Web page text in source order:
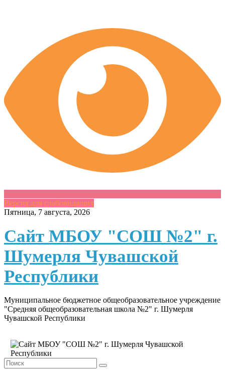
Версия для слабовидящих
Skip
content
Пятница, 7 августа, 2026
Сайт МБОУ "СОШ №2" г.
Шумерля Чувашской
Республики
Муниципальное бюджетное общеобразовательное учреждение
"Средняя общеобразовательная школа №2" г. Шумерля
Чувашской Республики